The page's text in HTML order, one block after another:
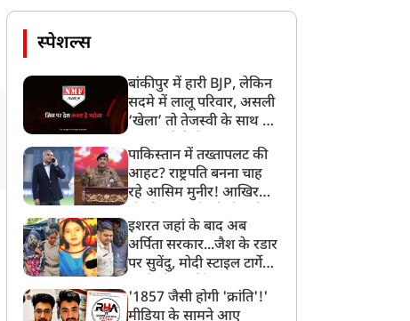
स्पेशल्स
बांकीपुर में हारी BJP, लेकिन
सदमे में लालू परिवार, असली
‘खेला’ तो तेजस्वी के साथ हो
पाकिस्तान में तख्तापलट की
आहट? राष्ट्रपति बनना चाह
रहे आसिम मुनीर! आखिर
बनाया मोहरा?
इशरत जहां के बाद अब
अर्पिता सरकार...जैश के रडार
पर सुवेंदु, मोदी स्टाइल टार्गेट
बड़ा एक्शन!
'1857 जैसी होगी 'क्रांति'!'
मीडिया के सामने आए